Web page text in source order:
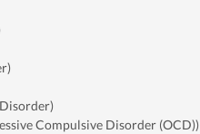
Compulsive Disorder (OCD))